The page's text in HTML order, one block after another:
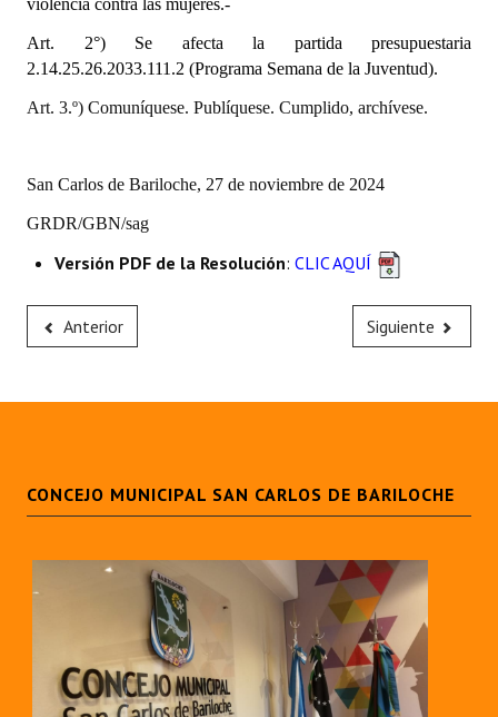
Registros y Distinciones
Datos Históricos
Premio al Mérito - Registro
Mujeres que Dejaron Huellas - Registro
Periodistas Decanos - Registro
Banca del Vecino - Registro
Bariloche, Municipio intercultural
Entrega de distinciones
REFORMA DE LA CARTA ORGÁNICA
violencia contra las mujeres.-
Art. 2°) Se afecta la partida presupuestaria
2.14.25.26.2033.111.2 (Programa Semana de la Juventud).
Art. 3.º) Comuníquese. Publíquese. Cumplido, archívese.
San Carlos de Bariloche, 27 de noviembre de 2024
GRDR/GBN/sag
Versión PDF de la Resolución: CLIC AQUÍ
Anterior Siguiente
CONCEJO MUNICIPAL SAN CARLOS DE BARILOCHE